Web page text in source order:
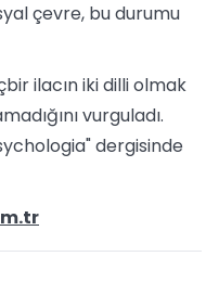
çevre, bu durumu
ilacın iki dilli olmak
vurguladı.
dergisinde